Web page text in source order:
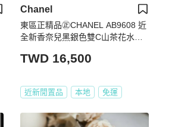
Chanel
東區正精品㊣CHANEL AB9608 近
全新香奈兒黑銀色雙C山茶花水鑽
TWD 16,500
近新閒置品 本地 免運